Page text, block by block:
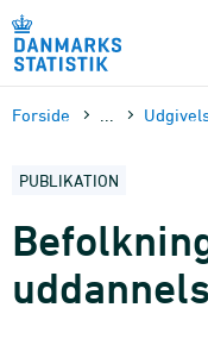
sidens
Forside
PUBLIKATION